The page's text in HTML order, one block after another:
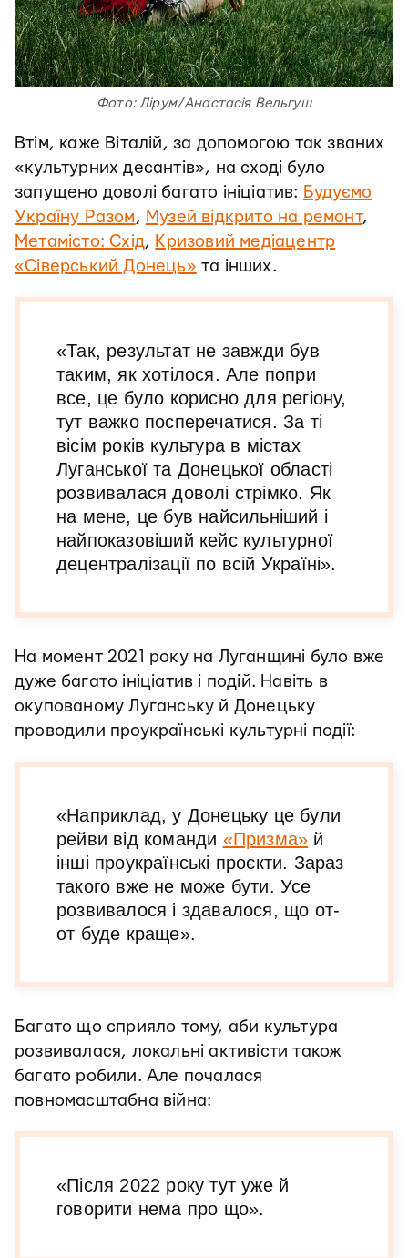
Фото: Лірум/Анастасія Вельгуш
Втім, каже Віталій, за допомогою так званих
«культурних десантів», на сході було
запущено доволі багато ініціатив: Будуємо
Україну Разом, Музей відкрито на ремонт,
Метамісто: Схід, Кризовий медіацентр
«Сіверський Донець» та інших.
«Так, результат не завжди був
таким, як хотілося. Але попри
все, це було корисно для регіону,
тут важко посперечатися. За ті
вісім років культура в містах
Луганської та Донецької області
розвивалася доволі стрімко. Як
на мене, це був найсильніший і
найпоказовіший кейс культурної
децентралізації по всій Україні».
На момент 2021 року на Луганщині було вже
дуже багато ініціатив і подій. Навіть в
окупованому Луганську й Донецьку
проводили проукраїнські культурні події:
«Наприклад, у Донецьку це були
рейви від команди «Призма» й
інші проукраїнські проєкти. Зараз
такого вже не може бути. Усе
розвивалося і здавалося, що от-
от буде краще».
Багато що сприяло тому, аби культура
розвивалася, локальні активісти також
багато робили. Але почалася
повномасштабна війна:
«Після 2022 року тут уже й
говорити нема про що».